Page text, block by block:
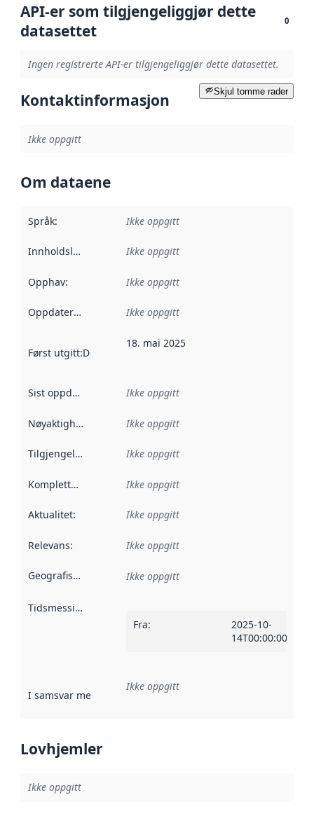
API-er som tilgjengeliggjør dette
datasettet
0
Ingen registrerte API-er tilgjengeliggjør dette datasettet.
Skjul tomme rader
Kontaktinformasjon
Ikke oppgitt
Om dataene
Språk: Ikke oppgitt
Innholdsleverandører :
Ikke oppgitt
Opphav: Ikke oppgitt
Oppdateringsfrekvens :
Ikke oppgitt
Først utgitt:Denne datoen sier når dataene i dette
18. mai 2025
Sist oppdatert Ikke oppgitt
Nøyaktighet Ikke oppgitt
Tilgjengelighet Ikke oppgitt
Kompletthet Ikke oppgitt
Aktualitet: Ikke oppgitt
Relevans: Ikke oppgitt
Geografisk avgrensning :
Ikke oppgitt
Tidsmessig avgrensning
Fra:
2025-10-
14T00:00:00Z
I samsvar med Referanse til en implementasjonsregel
Ikke oppgitt
Lovhjemler
Ikke oppgitt